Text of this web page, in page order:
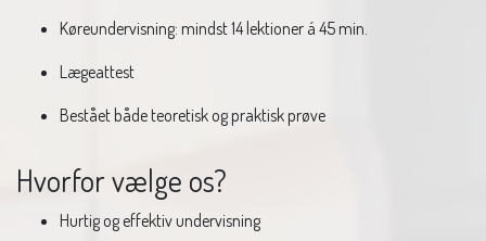
Køreundervisning: mindst 14 lektioner á 45 min.
Lægeattest
Bestået både teoretisk og praktisk prøve
Hvorfor vælge os?
Hurtig og effektiv undervisning